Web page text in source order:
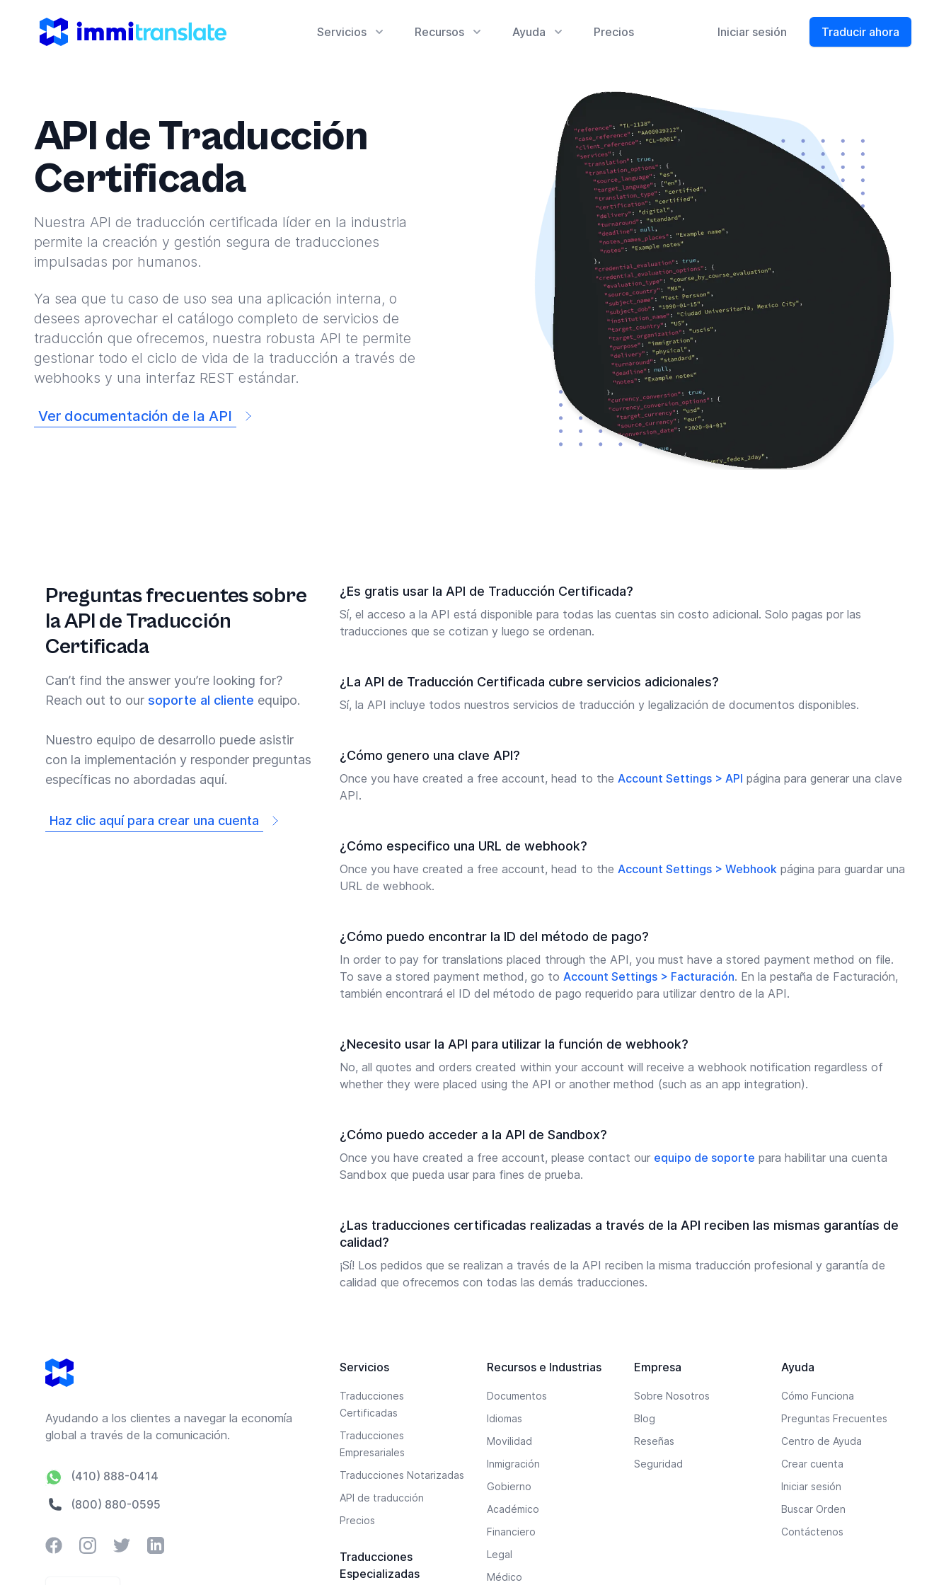
ImmiTranslate Servicios Recursos Ayuda Precios Iniciar sesión Traducir ahora
API de Traducción
Certificada
Nuestra API de traducción certificada líder en la industria
permite la creación y gestión segura de traducciones
impulsadas por humanos.
Ya sea que tu caso de uso sea una aplicación interna, o
desees aprovechar el catálogo completo de servicios de
traducción que ofrecemos, nuestra robusta API te permite
gestionar todo el ciclo de vida de la traducción a través de
webhooks y una interfaz REST estándar.
Ver documentación de la API
Preguntas frecuentes sobre
la API de Traducción
Certificada
Can’t find the answer you’re looking for?
Reach out to our soporte al cliente equipo.
Nuestro equipo de desarrollo puede asistir
con la implementación y responder preguntas
específicas no abordadas aquí.
Haz clic aquí para crear una cuenta
¿Es gratis usar la API de Traducción Certificada?
Sí, el acceso a la API está disponible para todas las cuentas sin costo adicional. Solo pagas por las
traducciones que se cotizan y luego se ordenan.
¿La API de Traducción Certificada cubre servicios adicionales?
Sí, la API incluye todos nuestros servicios de traducción y legalización de documentos disponibles.
¿Cómo genero una clave API?
Once you have created a free account, head to the Account Settings > API página para generar una clave
API.
¿Cómo especifico una URL de webhook?
Once you have created a free account, head to the Account Settings > Webhook página para guardar una
URL de webhook.
¿Cómo puedo encontrar la ID del método de pago?
In order to pay for translations placed through the API, you must have a stored payment method on file.
To save a stored payment method, go to Account Settings > Facturación. En la pestaña de Facturación,
también encontrará el ID del método de pago requerido para utilizar dentro de la API.
¿Necesito usar la API para utilizar la función de webhook?
No, all quotes and orders created within your account will receive a webhook notification regardless of
whether they were placed using the API or another method (such as an app integration).
¿Cómo puedo acceder a la API de Sandbox?
Once you have created a free account, please contact our equipo de soporte para habilitar una cuenta
Sandbox que pueda usar para fines de prueba.
¿Las traducciones certificadas realizadas a través de la API reciben las mismas garantías de
calidad?
¡Sí! Los pedidos que se realizan a través de la API reciben la misma traducción profesional y garantía de
calidad que ofrecemos con todas las demás traducciones.
Ayudando a los clientes a navegar la economía
global a través de la comunicación.
(410) 888-0414
(800) 880-0595
FacebookInstagramTwitter LinkedIn
Servicios
Traducciones
Certificadas
Traducciones
Empresariales
Traducciones Notarizadas
API de traducción
Precios
Traducciones
Especializadas
Recursos e Industrias
Documentos
Idiomas
Movilidad
Inmigración
Gobierno
Académico
Financiero
Legal
Médico
Empresa
Sobre Nosotros
Blog
Reseñas
Seguridad
Ayuda
Cómo Funciona
Preguntas Frecuentes
Centro de Ayuda
Crear cuenta
Iniciar sesión
Buscar Orden
Contáctenos